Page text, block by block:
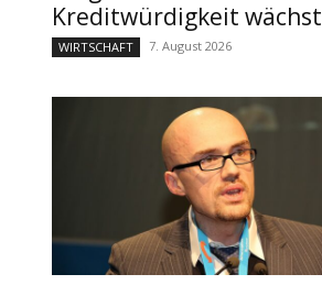
Kreditwürdigkeit wächst
WIRTSCHAFT 7. August 2026